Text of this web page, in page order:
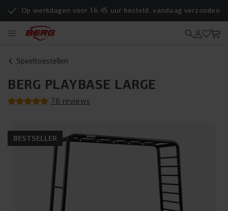
Op werkdagen voor 16.45 uur besteld, vandaag verzonden
Speeltoestellen
BERG PLAYBASE LARGE
78 reviews
BESTSELLER